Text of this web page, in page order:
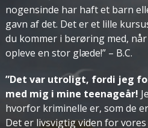
nogensinde har haft et barn
gavn af det. Det er et lille
du kommer i berøring med,
opleve en stor glæde!” – B.C.
”Det var utroligt, fordi jeg
med mig i mine teenageår!
hvorfor kriminelle er, som de
Det er livsvigtig viden for